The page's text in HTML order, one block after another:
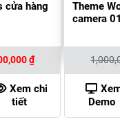
cửa hàng
₫.
₫Giá
hiện
tại
là:
200,000 ₫.
Xem chi
tiết
Theme
camera 01
Demo